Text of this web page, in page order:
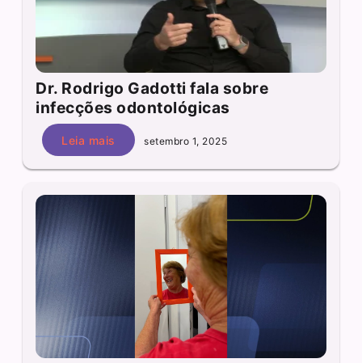
Dr. Rodrigo Gadotti fala sobre
infecções odontológicas
Leia mais setembro 1, 2025